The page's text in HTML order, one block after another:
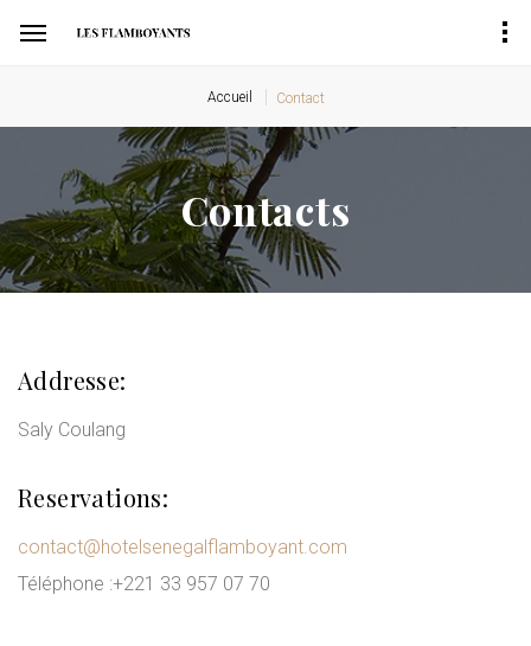
Accueil Contact
Contacts
Addresse:
Saly Coulang
Reservations:
contact@hotelsenegalflamboyant.com
Téléphone :+221 33 957 07 70